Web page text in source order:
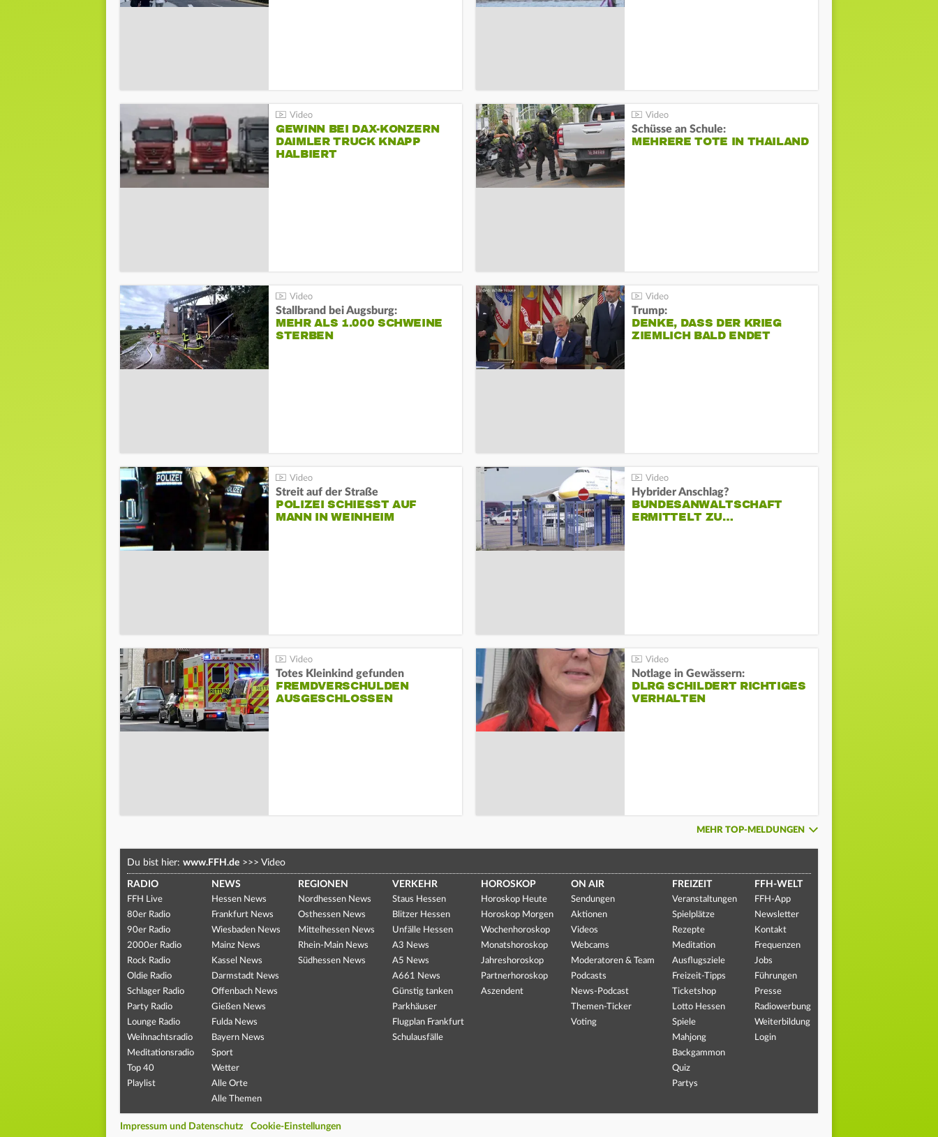
GEWINN BEI DAX-KONZERN
DAIMLER TRUCK KNAPP
HALBIERT
Schüsse an Schule:
MEHRERE TOTE IN THAILAND
Stallbrand bei Augsburg:
MEHR ALS 1.000 SCHWEINE
STERBEN
Trump:
DENKE, DASS DER KRIEG
ZIEMLICH BALD ENDET
Streit auf der Straße
POLIZEI SCHIESST AUF M
ANN IN WEINHEIM
Hybrider Anschlag?
BUNDESANWALTSCHAFT
ERMITTELT ZU…
Totes Kleinkind gefunden
FREMDVERSCHULDEN
AUSGESCHLOSSEN
Notlage in Gewässern:
DLRG SCHILDERT RICHTIGES
VERHALTEN
MEHR TOP-MELDUNGEN
Du bist hier: www.FFH.de >>> Video
RADIO
FFH Live
80er Radio
90er Radio
2000er Radio
Rock Radio
Oldie Radio
Schlager Radio
Party Radio
Lounge Radio
Weihnachtsradio
Meditationsradio
Top 40
Playlist
NEWS
Hessen News
Frankfurt News
Wiesbaden News
Mainz News
Kassel News
Darmstadt News
Offenbach News
Gießen News
Fulda News
Bayern News
Sport
Wetter
Alle Orte
Alle Themen
REGIONEN
Nordhessen News
Osthessen News
Mittelhessen News
Rhein-Main News
Südhessen News
VERKEHR
Staus Hessen
Blitzer Hessen
Unfälle Hessen
A3 News
A5 News
A661 News
Günstig tanken
Parkhäuser
Flugplan Frankfurt
Schulausfälle
HOROSKOP
Horoskop Heute
Horoskop Morgen
Wochenhoroskop
Monatshoroskop
Jahreshoroskop
Partnerhoroskop
Aszendent
ON AIR
Sendungen
Aktionen
Videos
Webcams
Moderatoren & Team
Podcasts
News-Podcast
Themen-Ticker
Voting
FREIZEIT
Veranstaltungen
Spielplätze
Rezepte
Meditation
Ausflugsziele
Freizeit-Tipps
Ticketshop
Lotto Hessen
Spiele
Mahjong
Backgammon
Quiz
Partys
FFH-WELT
FFH-App
Newsletter
Kontakt
Frequenzen
Jobs
Führungen
Presse
Radiowerbung
Weiterbildung
Login
Impressum und Datenschutz Cookie-Einstellungen